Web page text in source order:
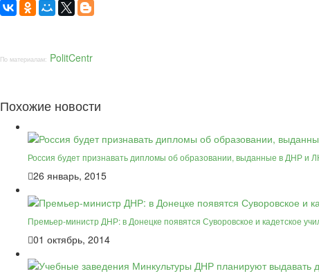
По материалам: PolitCentr
Похожие новости
Россия будет признавать дипломы об образовании, выданные в ДНР и
26 январь, 2015
Премьер-министр ДНР: в Донецке появятся Суворовское и кадетское
01 октябрь, 2014